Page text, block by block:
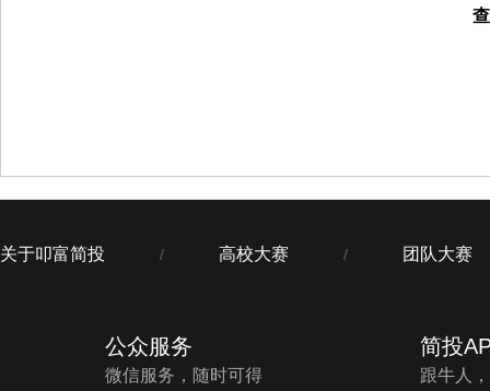
关于叩富简投 / 高校大赛 / 团队大赛
公众服务
微信服务，随时可得
简投
跟牛人